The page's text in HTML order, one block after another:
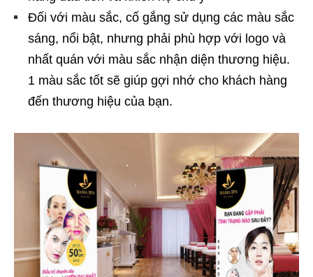
Đối với màu sắc, cố gắng sử dụng các màu sắc
sáng, nổi bật, nhưng phải phù hợp với logo và
nhất quán với màu sắc nhận diện thương hiệu.
1 màu sắc tốt sẽ giúp gợi nhớ cho khách hàng
đến thương hiệu của bạn.